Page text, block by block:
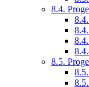
8.4.
8.5.